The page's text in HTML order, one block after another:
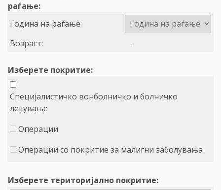
раѓање:
Година на раѓање:
Возраст:
-
Изберете покритие:
Специјалистичко вонболничко и болничко
лекување
Операции
Операции со покритие за малигни заболувања
Изберете територијално покритие: